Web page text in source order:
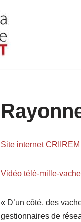
Site internet
Vidéo télé-mille-
« D’un côté, des
gestionnaires de